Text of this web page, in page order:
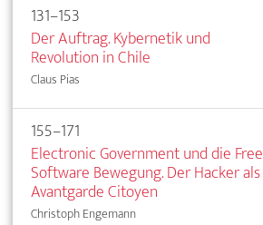
131–153
Der Auftrag. Kybernetik und
Revolution in Chile
Claus Pias
155–171
Electronic Government und die Free
Software Bewegung. Der Hacker als
Avantgarde Citoyen
Christoph Engemann